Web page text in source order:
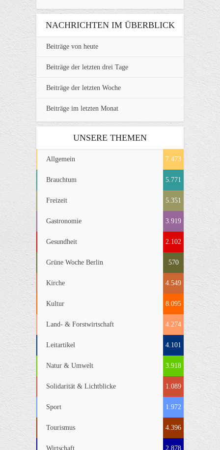
NACHRICHTEN IM ÜBERBLICK
Beiträge von heute
Beiträge der letzten drei Tage
Beiträge der letzten Woche
Beiträge im letzten Monat
UNSERE THEMEN
Allgemein 7.473
Brauchtum 5.771
Freizeit 5.351
Gastronomie 3.919
Gesundheit 2.102
Grüne Woche Berlin 570
Kirche 4.549
Kultur 8.095
Land- & Forstwirtschaft 4.274
Leitartikel 4.101
Natur & Umwelt 3.918
Solidarität & Lichtblicke 1.089
Sport 1.972
Tourismus 4.396
Wirtschaft 2.878